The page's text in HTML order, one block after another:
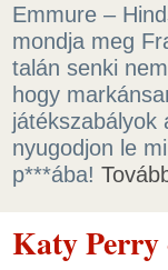
Emmure –
mondja meg
talán senki
hogy
játékszabályok
nyugodjon le
p***ába!
Katy Perry